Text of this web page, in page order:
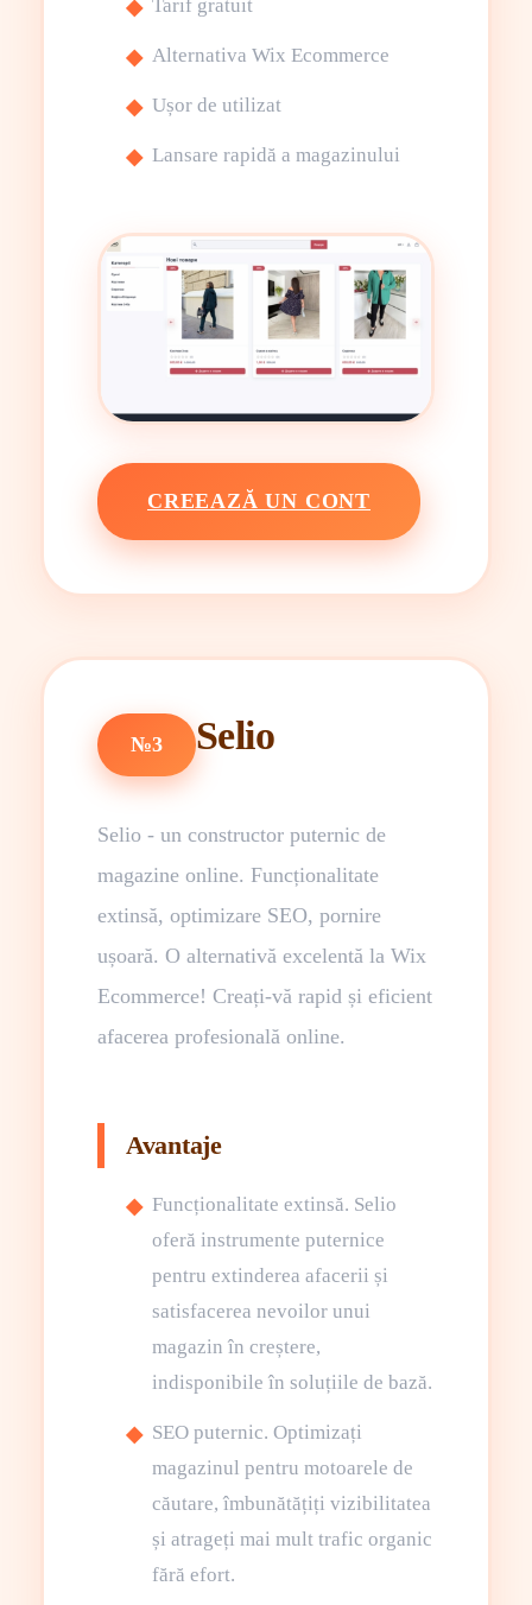
Tarif gratuit
Alternativa Wix Ecommerce
Ușor de utilizat
Lansare rapidă a magazinului
CREEAZĂ UN CONT
№3 Selio
Selio - un constructor puternic de
magazine online. Funcționalitate
extinsă, optimizare SEO, pornire
ușoară. O alternativă excelentă la Wix
Ecommerce! Creați-vă rapid și eficient
afacerea profesională online.
Avantaje
Funcționalitate extinsă. Selio
oferă instrumente puternice
pentru extinderea afacerii și
satisfacerea nevoilor unui
magazin în creștere,
indisponibile în soluțiile de bază.
SEO puternic. Optimizați
magazinul pentru motoarele de
căutare, îmbunătățiți vizibilitatea
și atrageți mai mult trafic organic
fără efort.